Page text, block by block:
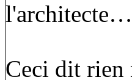
l'architecte…
Ceci dit rien